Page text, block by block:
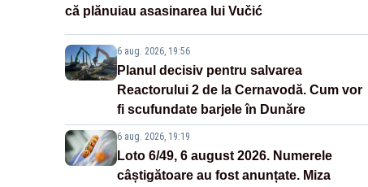
că plănuiau asasinarea lui Vučić
6 aug. 2026, 19:56
Planul decisiv pentru salvarea
Reactorului 2 de la Cernavodă. Cum vor
fi scufundate barjele în Dunăre
6 aug. 2026, 19:19
Loto 6/49, 6 august 2026. Numerele
câștigătoare au fost anunțate. Miza